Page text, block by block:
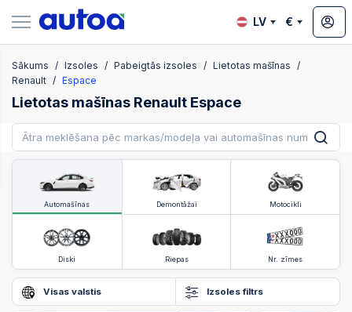
LV €
Sākums Izsoles Pabeigtās izsoles
Lietotas mašīnas
Renault
Espace
Lietotas mašīnas Renault Espace
Automašīnas Demontāžai Motocikli
Diski Riepas Nr. zīmes
Visas valstis Izsoles filtrs